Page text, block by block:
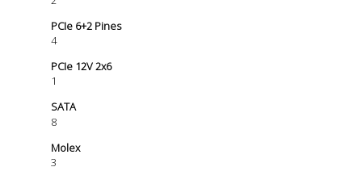
PCIe 6+2 Pines
4
PCIe 12V 2x6
1
SATA
8
Molex
3